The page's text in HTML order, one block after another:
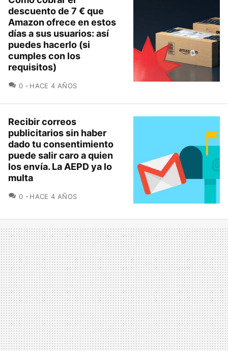
descuento de 7 € que
Amazon ofrece en estos
días a sus usuarios: así
puedes hacerlo (si
cumples con los
requisitos)
0 COMENTARIOS
HACE 4 AÑOS
Recibir correos
publicitarios sin haber
dado tu consentimiento
puede salir caro a quien
los envía. La AEPD ya lo
multa
0 COMENTARIOS
HACE 4 AÑOS